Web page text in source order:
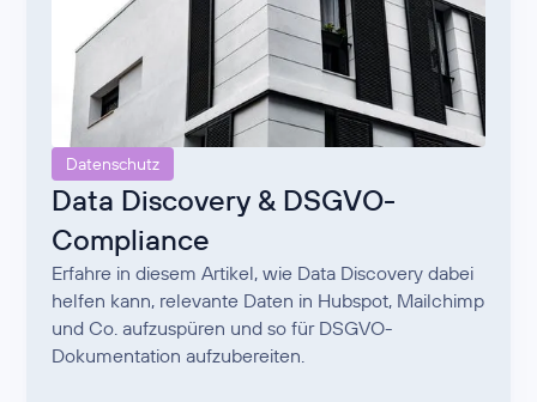
Datenschutz
Data Discovery & DSGVO-
Compliance
Erfahre in diesem Artikel, wie Data Discovery dabei
helfen kann, relevante Daten in Hubspot, Mailchimp
und Co. aufzuspüren und so für DSGVO-
Dokumentation aufzubereiten.